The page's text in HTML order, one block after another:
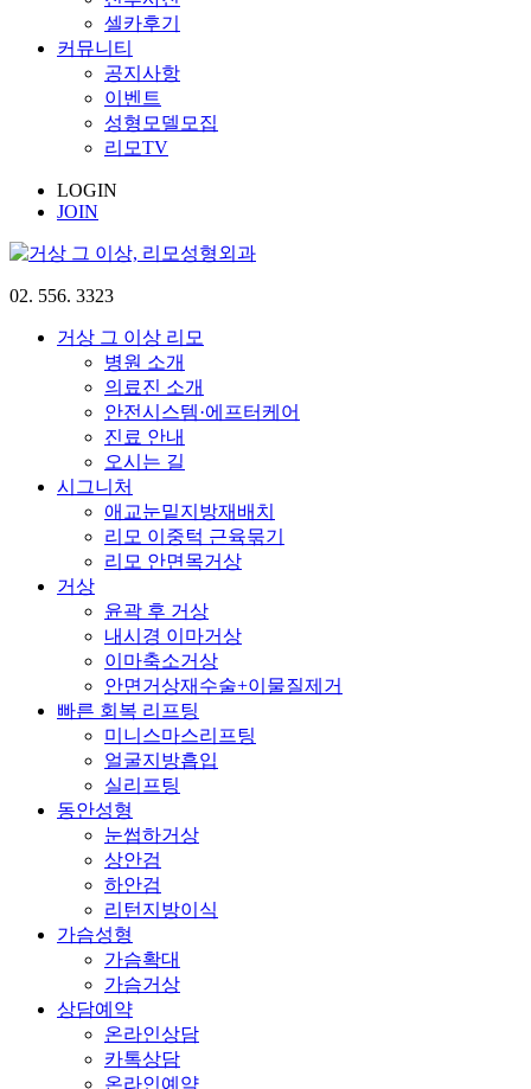
셀카후기
커뮤니티
공지사항
이벤트
성형모델모집
리모TV
LOGIN
JOIN
02. 556. 3323
거상 그 이상 리모
병원 소개
의료진 소개
안전시스템·에프터케어
진료 안내
오시는 길
시그니처
애교눈밑지방재배치
리모 이중턱 근육묶기
리모 안면목거상
거상
윤곽 후 거상
내시경 이마거상
이마축소거상
안면거상재수술+이물질제거
빠른 회복 리프팅
미니스마스리프팅
얼굴지방흡입
실리프팅
동안성형
눈썹하거상
상안검
하안검
리턴지방이식
가슴성형
가슴확대
가슴거상
상담예약
온라인상담
카톡상담
온라인예약